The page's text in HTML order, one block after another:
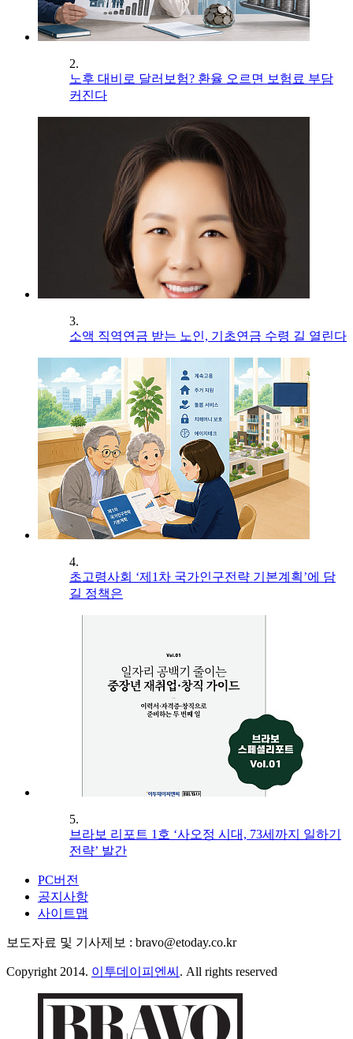
2.
노후 대비로 달러보험? 환율 오르면 보험료 부담
커진다
3.
소액 직역연금 받는 노인, 기초연금 수령 길 열린다
4.
초고령사회 ‘제1차 국가인구전략 기본계획’에 담
길 정책은
5.
브라보 리포트 1호 ‘사오정 시대, 73세까지 일하기
전략’ 발간
PC버전
공지사항
사이트맵
보도자료 및 기사제보 : bravo@etoday.co.kr
Copyright 2014. 이투데이피엔씨 . All rights reserved